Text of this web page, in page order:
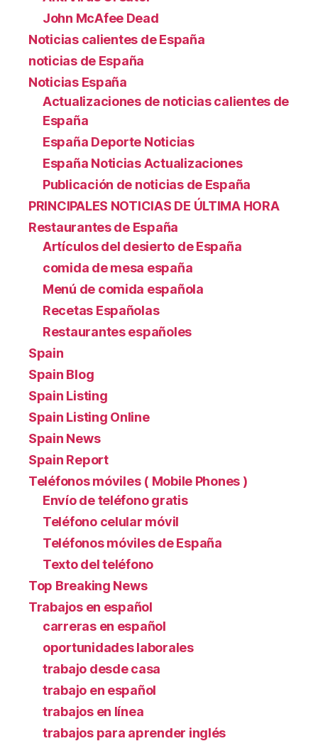
John McAfee Dead
Noticias calientes de España
noticias de España
Noticias España
Actualizaciones de noticias calientes de
España
España Deporte Noticias
España Noticias Actualizaciones
Publicación de noticias de España
PRINCIPALES NOTICIAS DE ÚLTIMA HORA
Restaurantes de España
Artículos del desierto de España
comida de mesa españa
Menú de comida española
Recetas Españolas
Restaurantes españoles
Spain
Spain Blog
Spain Listing
Spain Listing Online
Spain News
Spain Report
Teléfonos móviles ( Mobile Phones )
Envío de teléfono gratis
Teléfono celular móvil
Teléfonos móviles de España
Texto del teléfono
Top Breaking News
Trabajos en español
carreras en español
oportunidades laborales
trabajo desde casa
trabajo en español
trabajos en línea
trabajos para aprender inglés